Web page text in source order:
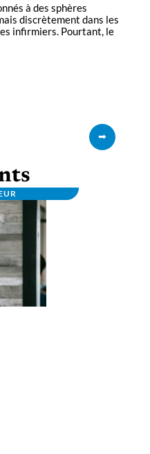
à des sphères
discrètement dans les
infirmiers. Pourtant, le